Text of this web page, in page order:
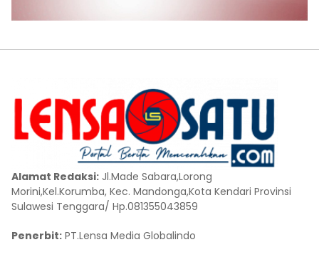
Alamat Redaksi: Jl.Made Sabara,Lorong
Morini,Kel.Korumba, Kec. Mandonga,Kota Kendari Provinsi
Sulawesi Tenggara/ Hp.081355043859
Penerbit: PT.Lensa Media Globalindo